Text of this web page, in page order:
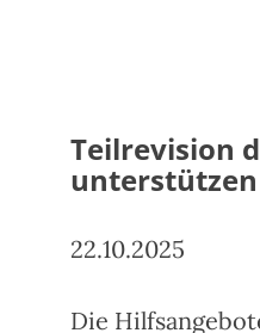
Teilrevision
unterstützen
22.10.2025
Die